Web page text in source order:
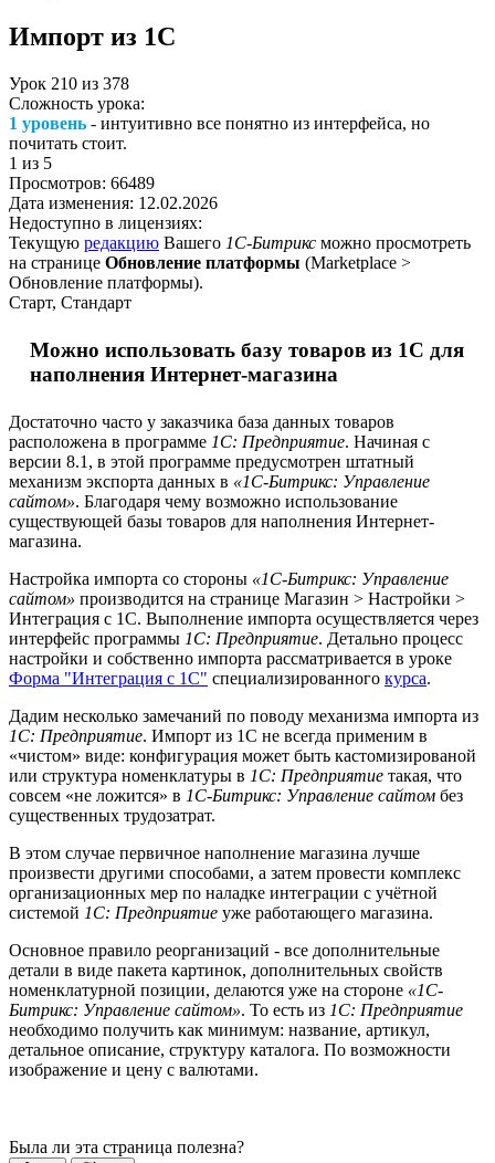
Импорт из 1С
Урок 210 из 378
Сложность урока:
1 уровень - интуитивно все понятно из интерфейса, но
почитать стоит.
1 из 5
Просмотров: 66489
Дата изменения: 12.02.2026
Недоступно в лицензиях:
Текущую редакцию Вашего 1С-Битрикс можно просмотреть
на странице Обновление платформы (Marketplace >
Обновление платформы).
Старт, Стандарт
Можно использовать базу товаров из 1С для
наполнения Интернет-магазина
Достаточно часто у заказчика база данных товаров
расположена в программе 1С: Предприятие. Начиная с
версии 8.1, в этой программе предусмотрен штатный
механизм экспорта данных в «1С-Битрикс: Управление
сайтом». Благодаря чему возможно использование
существующей базы товаров для наполнения Интернет-
магазина.
Настройка импорта со стороны «1С-Битрикс: Управление
сайтом» производится на странице Магазин > Настройки >
Интеграция с 1С. Выполнение импорта осуществляется через
интерфейс программы 1С: Предприятие. Детально процесс
настройки и собственно импорта рассматривается в уроке
Форма "Интеграция с 1С" специализированного курса.
Дадим несколько замечаний по поводу механизма импорта из
1С: Предприятие. Импорт из 1С не всегда применим в
«чистом» виде: конфигурация может быть кастомизированой
или структура номенклатуры в 1С: Предприятие такая, что
совсем «не ложится» в 1С-Битрикс: Управление сайтом без
существенных трудозатрат.
В этом случае первичное наполнение магазина лучше
произвести другими способами, а затем провести комплекс
организационных мер по наладке интеграции с учётной
системой 1С: Предприятие уже работающего магазина.
Основное правило реорганизаций - все дополнительные
детали в виде пакета картинок, дополнительных свойств
номенклатурной позиции, делаются уже на стороне «1С-
Битрикс: Управление сайтом». То есть из 1С: Предприятие
необходимо получить как минимум: название, артикул,
детальное описание, структуру каталога. По возможности
изображение и цену с валютами.
Была ли эта страница полезна?